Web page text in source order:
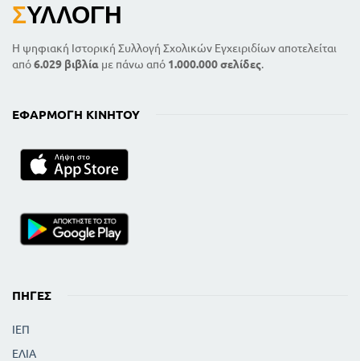
ΣΥΛΛΟΓΉ
Η ψηφιακή Ιστορική Συλλογή Σχολικών Εγχειριδίων αποτελείται
από6.029 βιβλία με πάνω από 1.000.000 σελίδες.
ΕΦΑΡΜΟΓΉ ΚΙΝΗΤΟΎ
ΠΗΓΈΣ
ΙΕΠ
ΕΛΙΑ